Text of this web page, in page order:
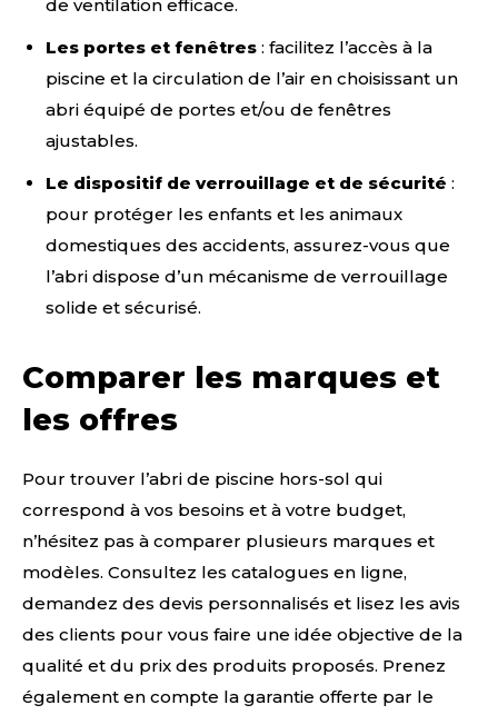
de ventilation efficace.
Les portes et fenêtres : facilitez l’accès à la
piscine et la circulation de l’air en choisissant un
abri équipé de portes et/ou de fenêtres
ajustables.
Le dispositif de verrouillage et de sécurité :
pour protéger les enfants et les animaux
domestiques des accidents, assurez-vous que
l’abri dispose d’un mécanisme de verrouillage
solide et sécurisé.
Comparer les marques et
les offres
Pour trouver l’abri de piscine hors-sol qui
correspond à vos besoins et à votre budget,
n’hésitez pas à comparer plusieurs marques et
modèles. Consultez les catalogues en ligne,
demandez des devis personnalisés et lisez les avis
des clients pour vous faire une idée objective de la
qualité et du prix des produits proposés. Prenez
également en compte la garantie offerte par le